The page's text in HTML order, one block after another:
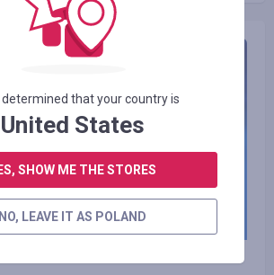
determined that your country is
United States
SHOW ME THE STORES
NO, LEAVE IT AS POLAND